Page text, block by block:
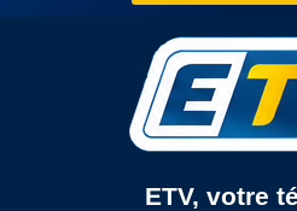
ETV, votre